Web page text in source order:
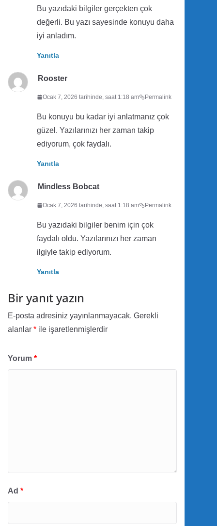
Bu yazıdaki bilgiler gerçekten çok
değerli. Bu yazı sayesinde konuyu daha
iyi anladım.
Yanıtla
Rooster
Ocak 7, 2026 tarihinde, saat 1:18 am Permalink
Bu konuyu bu kadar iyi anlatmanız çok
güzel. Yazılarınızı her zaman takip
ediyorum, çok faydalı.
Yanıtla
Mindless Bobcat
Ocak 7, 2026 tarihinde, saat 1:18 am Permalink
Bu yazıdaki bilgiler benim için çok
faydalı oldu. Yazılarınızı her zaman
ilgiyle takip ediyorum.
Yanıtla
Bir yanıt yazın
E-posta adresiniz yayınlanmayacak. Gerekli
alanlar * ile işaretlenmişlerdir
Yorum *
Ad *